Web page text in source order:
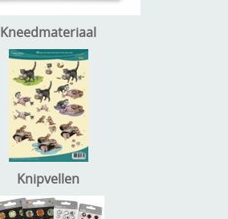
Kneedmateriaal
Knipvellen